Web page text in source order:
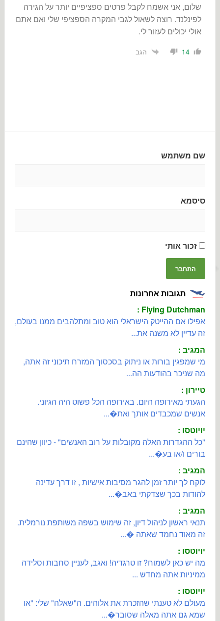
שלום, אני אשמח לקבל פרטים ספציפיים יותר על הגירה
לפינלנד. רוצה לשאול לגבי המקרה הספציפי שלי ואם אתם
אולי יכולים לעזור לי.
14 הגב
שם משתמש
סיסמא
זכור אותי
תגובות אחרונות
Flying Dutchman :
אפילו אם ההייטק הישראלי הוא טוב ומתלהבים ממנו בעולם,
זה עדיין לא משנה את...
המגיב :
מי שמפגין בורות או ניתוק בסכסוך המזרח תיכוני זה אתה,
מה שניכר בהודעות הה...
טיירון :
הגעתי מאירופה היום. באירופה הכל פשוט היה הגיוני.
אנשים שמכבדים אותך ואת�...
יויוטסו :
"כל ההגדרות האלה מקובלות על רוב האנשים" - כיוון שהינם
בורים ו/או בע�...
המגיב :
לוקח לך יותר זמן להגר מסיבות אישיות , זו דרך עדינה
להודות בכך שצדקתי באב�...
המגיב :
תנאי ראשון לניהול דיון, זה שימוש בשפה משותפת נורמלית.
זה מאוד נחמד שאתה �...
יויוטסו :
מה יש כאן לשמוח? זו טרגדיה! ואגב, לעניין סחבות וסלידה
ממיניות אתה מחדש ...
יויוטסו :
מעולם לא טענתי שהזכרת את אלוהים. ה"שאלה" שלי: "או
שמא גם אתה מאלה שסובר�...